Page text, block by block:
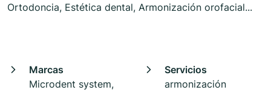
Ortodoncia, Estética dental, Armonización orofacial...
Marcas
Microdent system,
Servicios
armonización